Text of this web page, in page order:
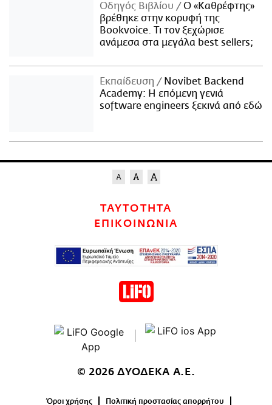
Οδηγός Βιβλίου
Ο «Καθρέφτης»
βρέθηκε στην κορυφή της
Bookvoice. Τι τον ξεχώρισε
ανάμεσα στα μεγάλα best sellers;
Εκπαίδευση
Novibet Backend
Academy: Η επόμενη γενιά
software engineers ξεκινά από εδώ
ΤΑΥΤΟΤΗΤΑ
ΕΠΙΚΟΙΝΩΝΙΑ
© 2026 ΔΥΟΔΕΚΑ Α.Ε.
Όροι χρήσης Πολιτική προστασίας απορρήτου